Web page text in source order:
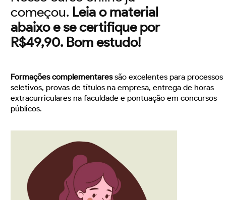
começou. Leia o material
abaixo e se certifique por
R$49,90. Bom estudo!
Formações complementaressão excelentes para processos
seletivos, provas de títulos na empresa, entrega de horas
extracurriculares na faculdade e pontuação em concursos
públicos.